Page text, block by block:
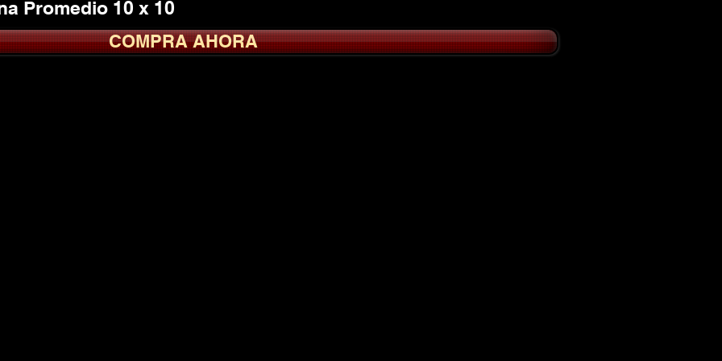
Promedio 10 x 10
COMPRA AHORA